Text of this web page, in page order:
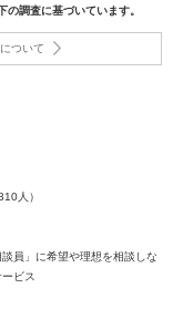
調査に基づいています。
ついて
人）
員」に希望や理想を相談しな
ビス